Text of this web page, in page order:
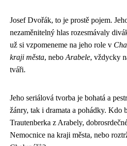
Josef Dvořák, to je prostě pojem.
nezaměnitelný hlas rozesmávaly
už si vzpomeneme na jeho role v
kraji města, nebo Arabele, vždycky
tváři.
Jeho seriálová tvorba je bohatá a
žánry, tak i dramata a pohádky. Kdo
Trautenberka z Arabely,
Nemocnice na kraji města, nebo